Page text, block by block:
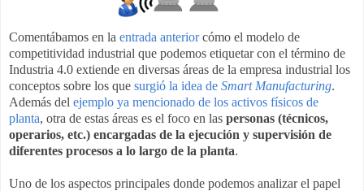
Comentábamos en la entrada anteriorcómo el modelo de
competitividad industrial que podemos etiquetar con el término de
Industria 4.0 extiende en diversas áreas de la empresa industrial los
conceptos sobre los que surgió la idea de Smart Manufacturing.
Además del ejemplo ya mencionado de los activos físicos de
planta, otra de estas áreas es el foco en las personas (técnicos,
operarios, etc.) encargadas de la ejecución y supervisión de
diferentes procesos a lo largo de la planta.
Uno de los aspectos principales donde podemos analizar el papel